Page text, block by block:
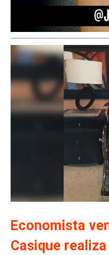
Economista
Casique